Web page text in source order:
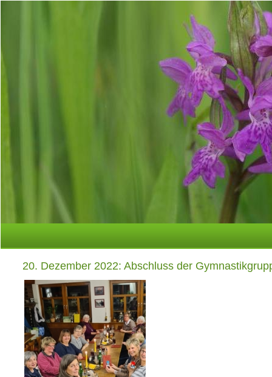
20. Dezember 2022: Abschluss der